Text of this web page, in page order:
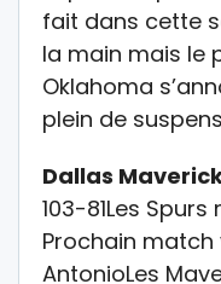
fait dans cette
la main mais le
Oklahoma
plein de
Dallas
103-81Les
Prochain match
AntonioLes